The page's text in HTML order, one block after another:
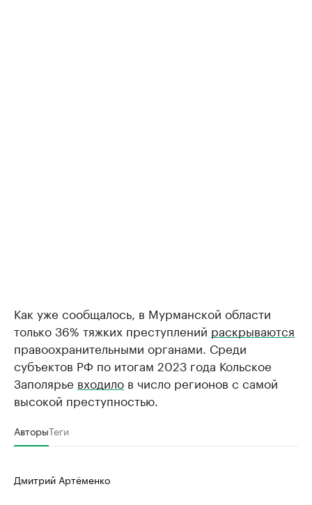
Как уже сообщалось, в Мурманской области
только 36% тяжких преступлений раскрываются
правоохранительными органами. Среди
субъектов РФ по итогам 2023 года Кольское
Заполярье входило в число регионов с самой
высокой преступностью.
АвторыТеги
Дмитрий Артёменко